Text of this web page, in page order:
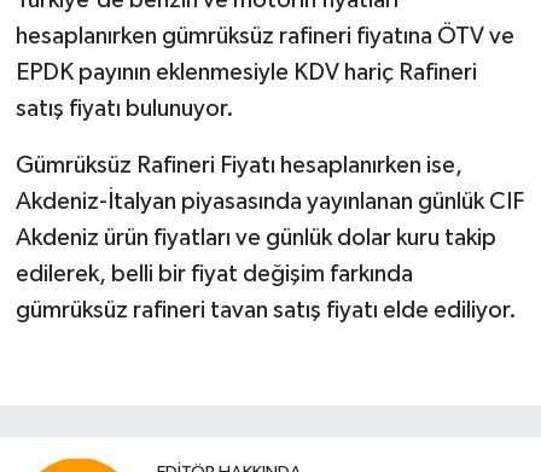
hesaplanırken gümrüksüz rafineri fiyatına ÖTV ve
EPDK payının eklenmesiyle KDV hariç Rafineri
satış fiyatı bulunuyor.
Gümrüksüz Rafineri Fiyatı hesaplanırken ise,
Akdeniz-İtalyan piyasasında yayınlanan günlük CIF
Akdeniz ürün fiyatları ve günlük dolar kuru takip
edilerek, belli bir fiyat değişim farkında
gümrüksüz rafineri tavan satış fiyatı elde ediliyor.